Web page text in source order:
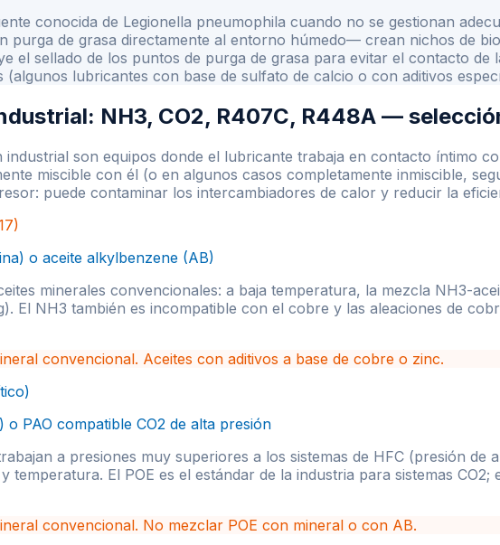
conocida de Legionella pneumophila cuando no se gestionan
purga de grasa directamente al entorno húmedo— crean nichos de
el sellado de los puntos de purga de grasa para evitar el contacto
(algunos lubricantes con base de sulfato de calcio o con aditivos
NH3, CO2, R407C, R448A —
son equipos donde el lubricante trabaja en contacto íntimo
miscible con él (o en algunos casos completamente inmiscible,
puede contaminar los intercambiadores de calor y reducir la
o aceite alkylbenzene (AB)
minerales convencionales: a baja temperatura, la mezcla NH3-
El NH3 también es incompatible con el cobre y las aleaciones de
convencional. Aceites con aditivos a base de cobre o zinc.
o PAO compatible CO2 de alta presión
a presiones muy superiores a los sistemas de HFC (presión
temperatura. El POE es el estándar de la industria para sistemas
convencional. No mezclar POE con mineral o con AB.